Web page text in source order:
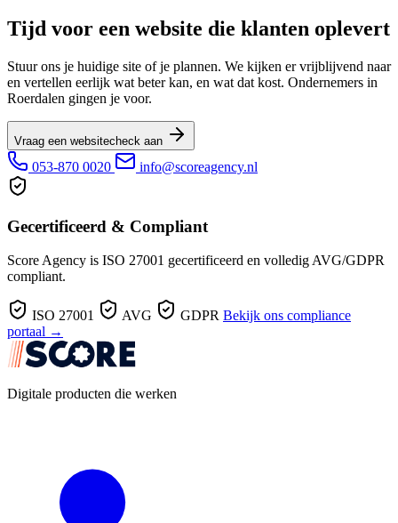
Tijd voor een website die klanten oplevert
Stuur ons je huidige site of je plannen. We kijken er vrijblijvend naar
en vertellen eerlijk wat beter kan, en wat dat kost. Ondernemers in
Roerdalen gingen je voor.
Vraag een websitecheck aan
053-870 0020 info@scoreagency.nl
Gecertificeerd & Compliant
Score Agency is ISO 27001 gecertificeerd en volledig AVG/GDPR
compliant.
ISO 27001 AVG GDPR Bekijk ons compliance
portaal →
Digitale producten die werken